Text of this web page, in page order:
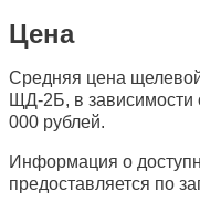
Цена
Средняя цена
ЩД-2Б, в зависимости
000 рублей.
Информация о
предоставляется по